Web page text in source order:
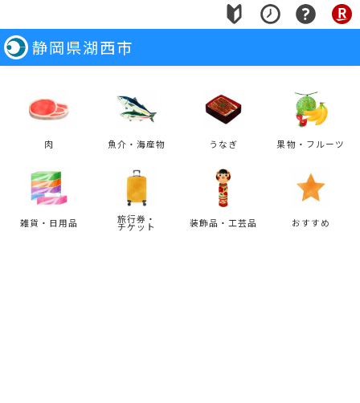
静岡県湖西市
肉 魚介・海産物 うなぎ 果物・フルーツ
雑貨・日用品 旅行券・
チケット 装飾品・工芸品 おすすめ